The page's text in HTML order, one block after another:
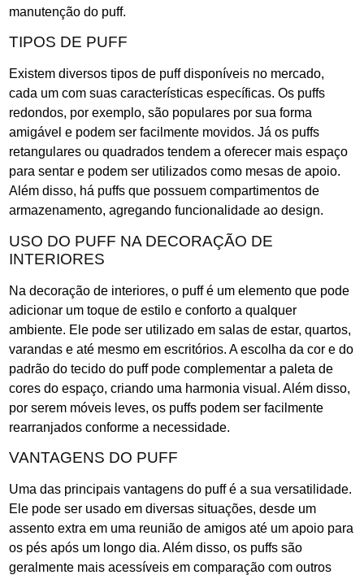
manutenção do puff.
TIPOS DE PUFF
Existem diversos tipos de puff disponíveis no mercado,
cada um com suas características específicas. Os puffs
redondos, por exemplo, são populares por sua forma
amigável e podem ser facilmente movidos. Já os puffs
retangulares ou quadrados tendem a oferecer mais espaço
para sentar e podem ser utilizados como mesas de apoio.
Além disso, há puffs que possuem compartimentos de
armazenamento, agregando funcionalidade ao design.
USO DO PUFF NA DECORAÇÃO DE
INTERIORES
Na decoração de interiores, o puff é um elemento que pode
adicionar um toque de estilo e conforto a qualquer
ambiente. Ele pode ser utilizado em salas de estar, quartos,
varandas e até mesmo em escritórios. A escolha da cor e do
padrão do tecido do puff pode complementar a paleta de
cores do espaço, criando uma harmonia visual. Além disso,
por serem móveis leves, os puffs podem ser facilmente
rearranjados conforme a necessidade.
VANTAGENS DO PUFF
Uma das principais vantagens do puff é a sua versatilidade.
Ele pode ser usado em diversas situações, desde um
assento extra em uma reunião de amigos até um apoio para
os pés após um longo dia. Além disso, os puffs são
geralmente mais acessíveis em comparação com outros